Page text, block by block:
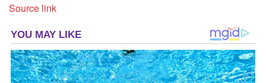
Source link